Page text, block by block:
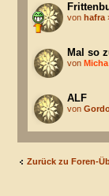
von hafra
Mal so
von Micha
ALF
von
Zurück zu Foren-